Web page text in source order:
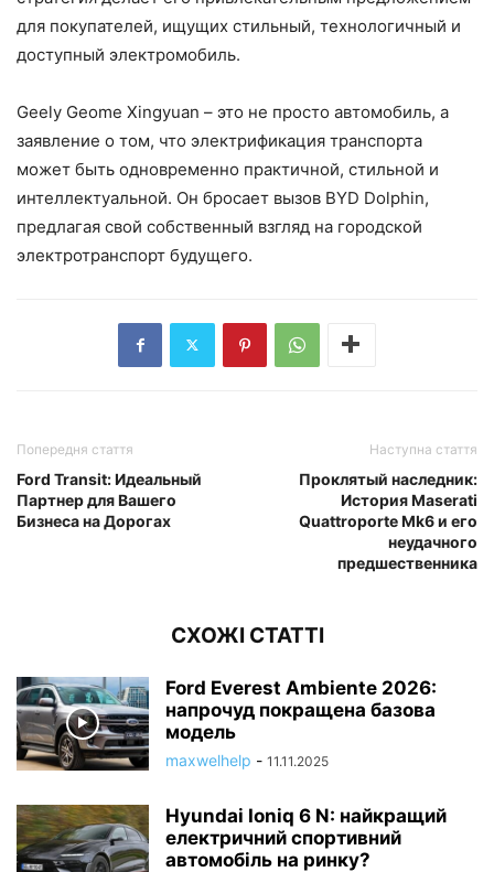
для покупателей, ищущих стильный, технологичный и
доступный электромобиль.
Geely Geome Xingyuan – это не просто автомобиль, а
заявление о том, что электрификация транспорта
может быть одновременно практичной, стильной и
интеллектуальной. Он бросает вызов BYD Dolphin,
предлагая свой собственный взгляд на городской
электротранспорт будущего.
Попередня стаття
Ford Transit: Идеальный
Партнер для Вашего
Бизнеса на Дорогах
Наступна стаття
Проклятый наследник:
История Maserati
Quattroporte Mk6 и его
неудачного
предшественника
СХОЖІ СТАТТІ
Ford Everest Ambiente 2026:
напрочуд покращена базова
модель
maxwelhelp - 11.11.2025
Hyundai Ioniq 6 N: найкращий
електричний спортивний
автомобіль на ринку?